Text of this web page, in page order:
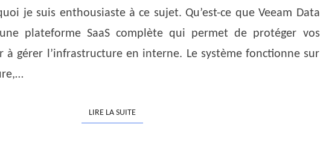
VCSP
je suis enthousiaste à ce sujet. Qu’est-ce que Veeam Data
plateforme SaaS complète qui permet de protéger vos
à gérer l’infrastructure en interne. Le système fonctionne sur
LIRE LA SUITELIRE LA SUITE